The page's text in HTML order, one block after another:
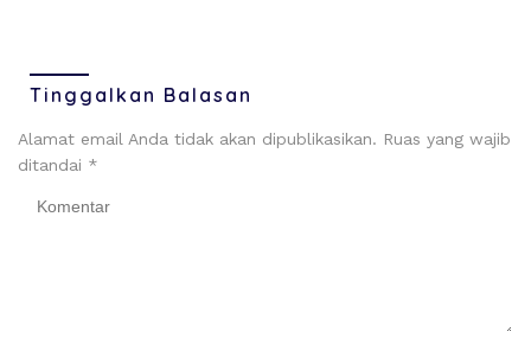
Tinggalkan Balasan
Alamat email Anda tidak akan dipublikasikan. Ruas yang wajib
ditandai *